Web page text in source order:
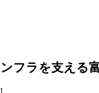
フラを支える